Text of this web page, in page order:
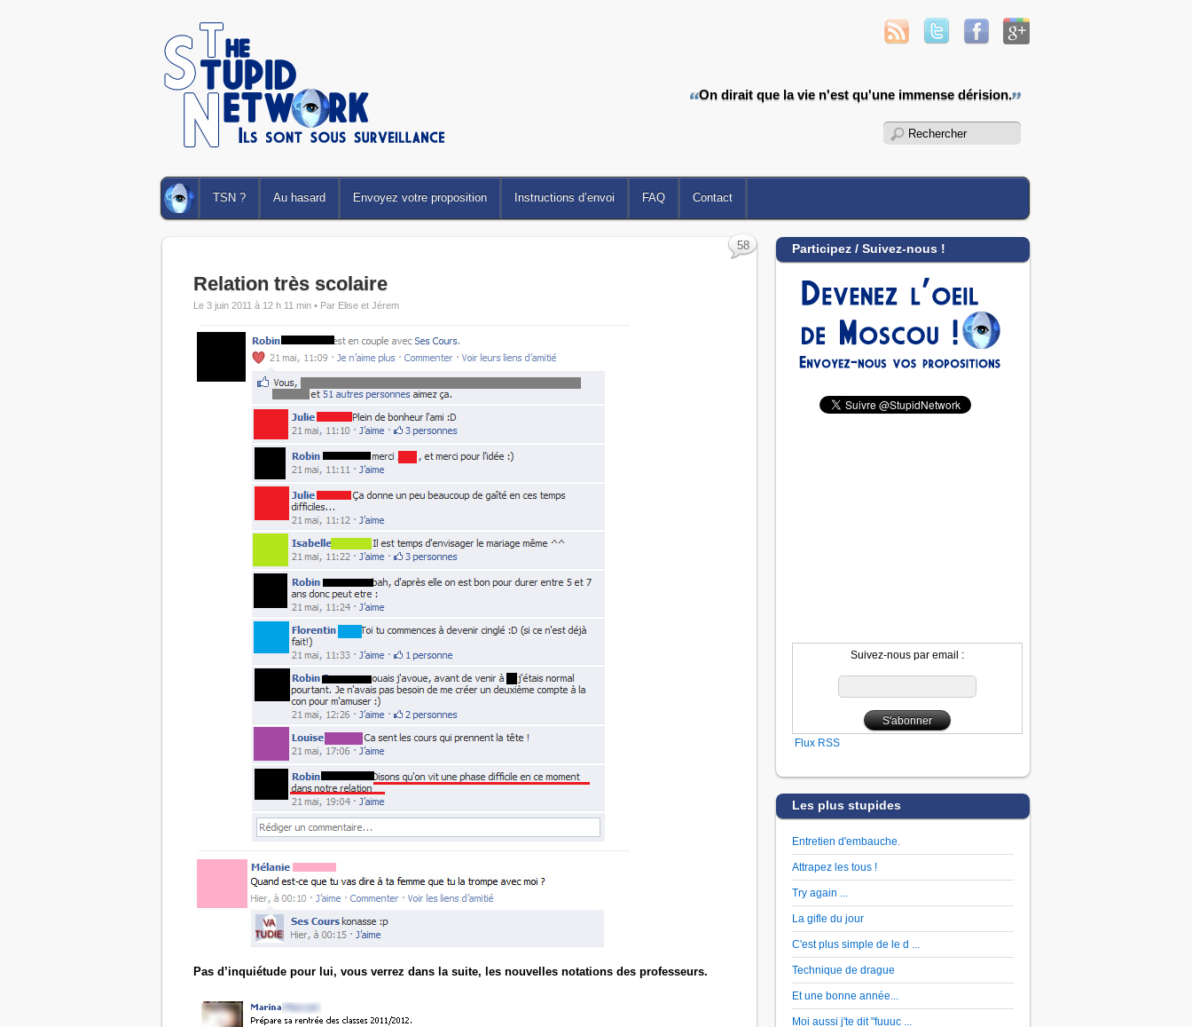
On dirait que la vie n'est qu'une immense dérision.
TSN ? Au hasard Envoyez votre proposition Instructions d’envoi FAQ Contact
Relation très scolaire
Le 3 juin 2011 à 12 h 11 min • Par Elise et Jérem
Pas d’inquiétude pour lui, vous verrez dans la suite, les nouvelles notations des professeurs.
58 Participez / Suivez-nous !
Suivez-nous par email :
Flux RSS
Les plus stupides
Entretien d'embauche.
Attrapez les tous !
Try again ...
La gifle du jour
C'est plus simple de le d ...
Technique de drague
Et une bonne année...
Moi aussi j'te dit "fuuuc ...